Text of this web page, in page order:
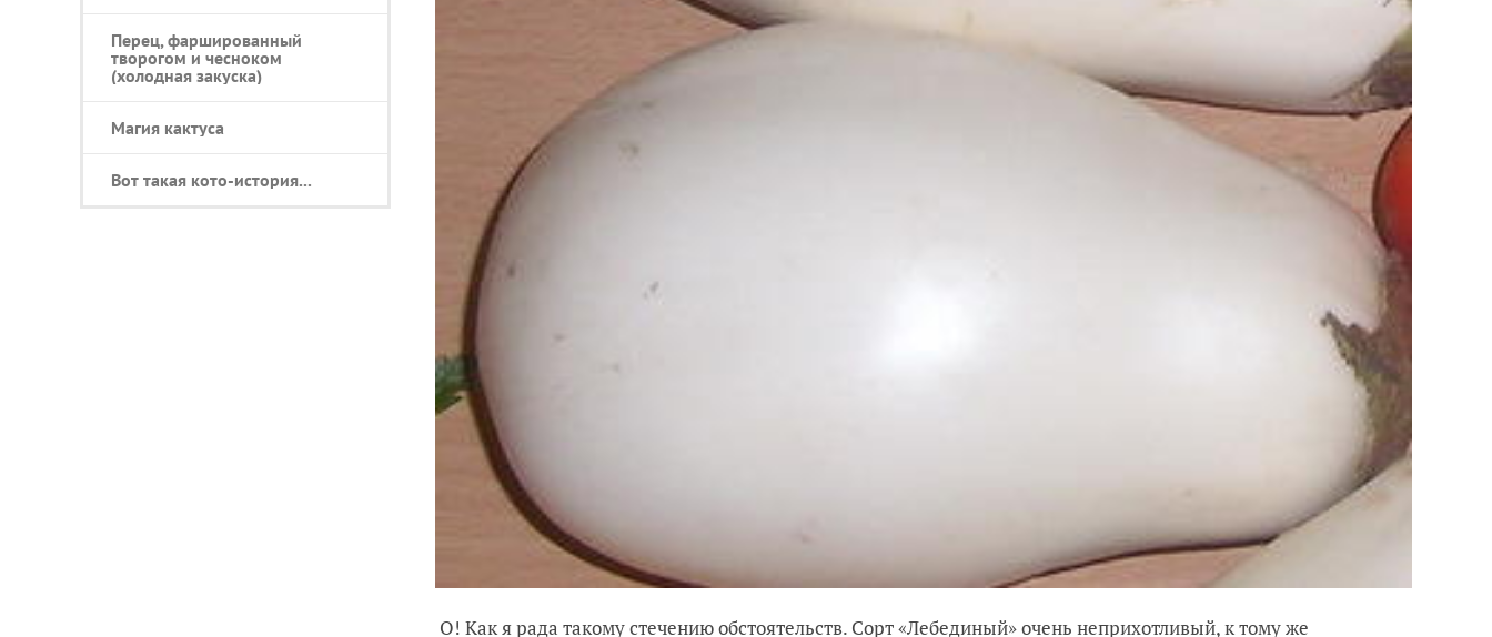
Перец, фаршированный
творогом и чесноком
(холодная закуска)
Магия кактуса
Вот такая кото-история...
О! Как я рада такому стечению обстоятельств. Сорт «Лебединый» очень неприхотливый, к тому же